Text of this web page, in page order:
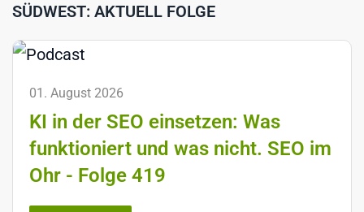
SÜDWEST: AKTUELL FOLGE
01. August 2026
KI in der SEO einsetzen: Was
funktioniert und was nicht. SEO im
Ohr - Folge 419